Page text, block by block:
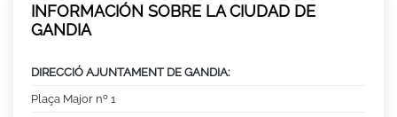
INFORMACIÓN SOBRE LA CIUDAD DE
GANDIA
DIRECCIÓ AJUNTAMENT DE GANDIA:
Plaça Major nº 1